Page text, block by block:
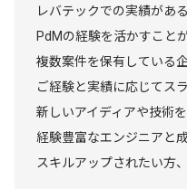
レバテックでの実績があ
PdMの経験を活かすこと
複数案件を保有している
ご経験と実績に応じてス
新しいアイディアや技術
経験豊富なエンジニアと
スキルアップされたい方